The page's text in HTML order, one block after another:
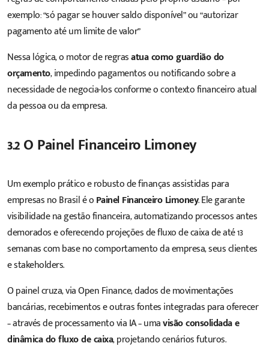
exemplo: “só pagar se houver saldo disponível” ou “autorizar
pagamento até um limite de valor”
Nessa lógica, o motor de regrasatua como guardião do
orçamento, impedindo pagamentos ou notificando sobre a
necessidade de negocia-los conforme o contexto financeiro atual
da pessoa ou da empresa.
3.2 O Painel Financeiro Limoney
Um exemplo prático e robusto de finanças assistidas para
empresas no Brasil é oPainel Financeiro Limoney. Ele garante
visibilidade na gestão financeira, automatizando processos antes
demorados e oferecendo projeções de fluxo de caixa de até 13
semanas com base no comportamento da empresa, seus clientes
e stakeholders.
O painel cruza, via Open Finance, dados de movimentações
bancárias, recebimentos e outras fontes integradas para oferecer
– através de processamento via IA – umavisão consolidada e
dinâmica do fluxo de caixa, projetando cenários futuros.